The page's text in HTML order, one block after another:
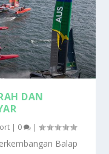
DAN
| 0 |
Balap